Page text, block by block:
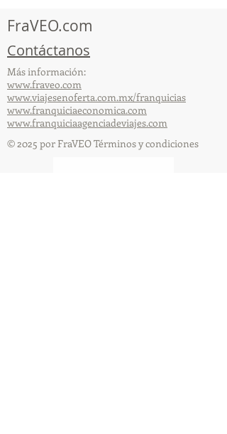
FraVEO.com
Contáctanos
Más información:
www.fraveo.com
www.viajesenoferta.com.mx/franquicias
www.franquiciaeconomica.com
www.franquiciaagenciadeviajes.com
© 2025 por FraVEO Términos y condiciones